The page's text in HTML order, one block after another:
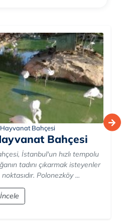
İstanbul
İstanbul
Çekmeköy ilçesinde yer alan
aktivitelerini barındıran
bir ...
İncele